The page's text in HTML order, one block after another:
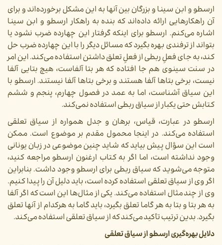
ارسطو و ابن سینا و بزرگان بین آنها به این مشکل برخورده‌اند و برای
آن راهکارهایی ارائه داده‌اند که بنده به راهکار ارسطو و ابن سینا
اشاره می‌کنم. ارسطو برای اینکه گرفتار این چهارده ضرب نشود یا
بتواند از ترفندی بهره بگیرد که مسائل دیگر را با این چهارده ضرب حل
کند، به جای فعلِ ربطی از فعلِ تعلق داشتن استفاده می‌کند. این امر
در سنت سینوی هم جا افتاده که هر بتا آلفاست، هیچ بتایی آلفا
نیست، برخی بتاها آلفا هستند و برخی بتاها آلفا نیستند. ارسطو با
این سیاق آشناست، اما به عمد در فصول چهارم، پنجم و ششم
کتابش حتی یکبار از سیاق ربطی استفاده نمی‌کند.
ارسطو در عبارت، قیاس، برهان و جدل همواره از سیاق تعلقی
استفاده می‌کند. در اینجا محمول مقدم بر موضوع است. ممکن
است این سؤال پیش بیاید که شاید چنین موضوعی در زبان یونانی
وجود نداشته است، اما اگر به کتاب ارغنون ارسطو مراجعه کنید،
متوجه می‌شوید که سیاق ربطی برای ارسطو وجود داشت. بنابراین
اگر وی از سیاق تعلقی استفاده کرده است، باید دلیل آن را پیدا کنیم.
وی از چند مثال استفاده می‌کند. یکی از مثال‌ها این است که اگر آلفا
به هر بتا و بتا به هر گاما تعلق بگیرد، باید گاما به هرکدام از آنها تعلق
بگیرد. بدین ترتیب تأکید می‌کند که از سیاق تعلقی استفاده می‌کند.
دلایل بهره‌گیری ارسطو از سیاق تعلقی